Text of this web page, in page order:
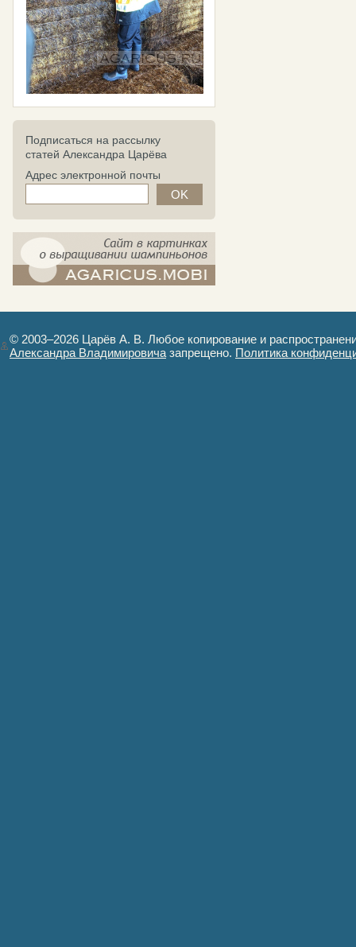
Подписаться на рассылку
статей Александра Царёва
Адрес электронной почты
© 2003–2026 Царёв А. В. Любое копирование и
Александра Владимировича запрещено. Политика
Авторизация